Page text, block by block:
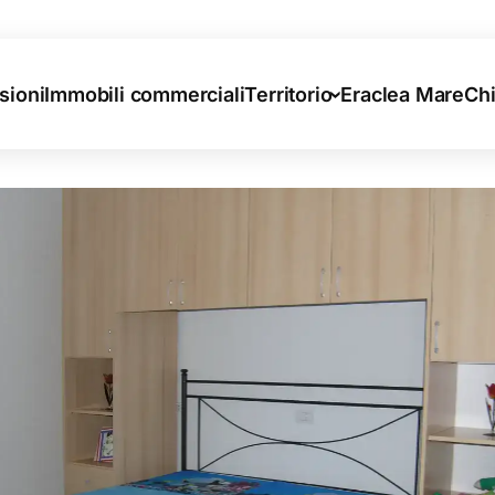
Immobili commercialiTerritorio Eraclea Mare